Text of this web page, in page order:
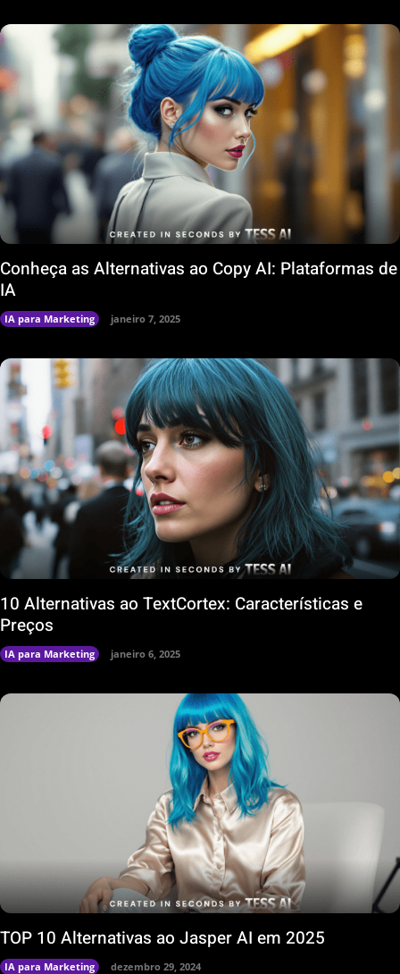
Conheça as Alternativas ao Copy AI: Plataformas de
IA
IA para Marketing janeiro 7, 2025
10 Alternativas ao TextCortex: Características e
Preços
IA para Marketing janeiro 6, 2025
TOP 10 Alternativas ao Jasper AI em 2025
IA para Marketing dezembro 29, 2024